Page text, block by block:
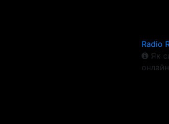
Radio
Як
онлайн